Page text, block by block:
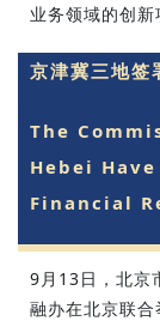
业务领域的创新
京津冀三地签
The
Hebei
Financial
9月13日，北京
融办在北京联